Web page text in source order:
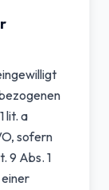
lit. a
sofern
9 Abs. 1